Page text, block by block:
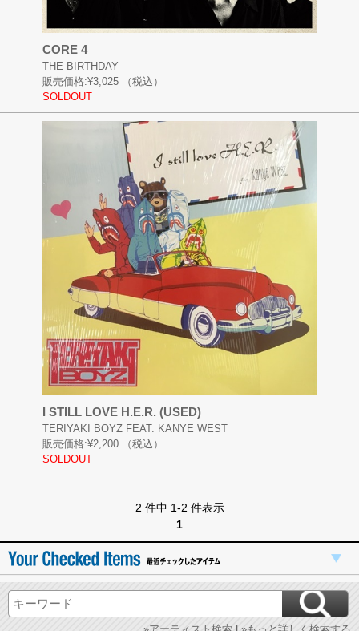
CORE 4
THE BIRTHDAY
販売価格:¥3,025
（税込）
SOLDOUT
I STILL LOVE H.E.R. (USED)
TERIYAKI BOYZ FEAT. KANYE WEST
販売価格:¥2,200
（税込）
SOLDOUT
2 件中 1-2 件表示
1
»アーティスト検索 | »もっと詳しく検索する